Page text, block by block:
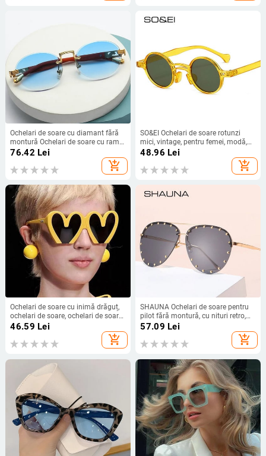
Ochelari de soare cu diamant fără
montură Ochelari de soare cu rame
din lemn, design de marcă de lux,
femei, bărbați, ochelari de soare
rotunzi mici pentru bărbați în
76.42 Lei
add_shopping_cart
SO&EI Ochelari de soare rotunzi
mici, vintage, pentru femei, modă,
poduri duble, lentile oceanice,
ochelari, bărbați, trenduri, punk,
albastru, ochelari de soare
48.96 Lei
add_shopping_cart
Ochelari de soare cu inimă drăguț,
ochelari de soare, ochelari de soare
de plajă, de marca, de epocă,
46.59 Lei
add_shopping_cart
SHAUNA Ochelari de soare pentru
pilot fără montură, cu nituri retro,
pentru femei, de designer de marcă,
ochelari de modă pentru femei, în
stil punk, în gradient
57.09 Lei
add_shopping_cart